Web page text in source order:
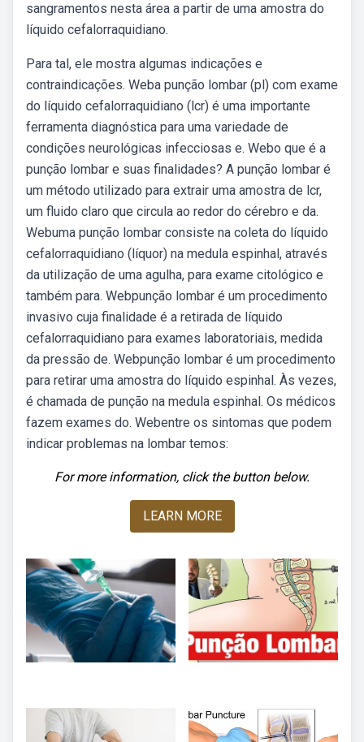
sangramentos nesta área a partir de uma amostra do
líquido cefalorraquidiano.
Para tal, ele mostra algumas indicações e
contraindicações. Weba punção lombar (pl) com exame
do líquido cefalorraquidiano (lcr) é uma importante
ferramenta diagnóstica para uma variedade de
condições neurológicas infecciosas e. Webo que é a
punção lombar e suas finalidades? A punção lombar é
um método utilizado para extrair uma amostra de lcr,
um fluido claro que circula ao redor do cérebro e da.
Webuma punção lombar consiste na coleta do líquido
cefalorraquidiano (líquor) na medula espinhal, através
da utilização de uma agulha, para exame citológico e
também para. Webpunção lombar é um procedimento
invasivo cuja finalidade é a retirada de líquido
cefalorraquidiano para exames laboratoriais, medida
da pressão de. Webpunção lombar é um procedimento
para retirar uma amostra do líquido espinhal. Às vezes,
é chamada de punção na medula espinhal. Os médicos
fazem exames do. Webentre os sintomas que podem
indicar problemas na lombar temos:
For more information, click the button below.
LEARN MORE